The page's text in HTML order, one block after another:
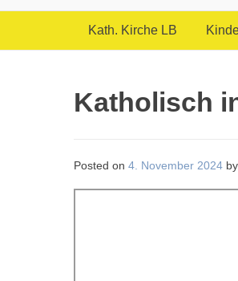
Kath. Kirche LB
Katholisch
Posted on 4. November 2024 by